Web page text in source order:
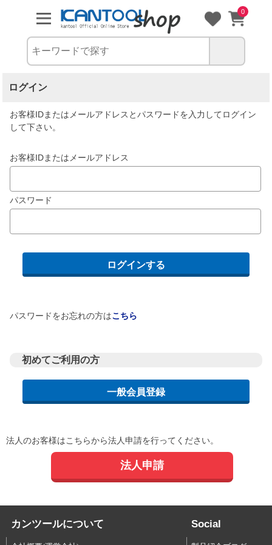
0
ログイン
お客様IDまたはメールアドレス とパスワードを入力してログイン
して下さい。
お客様IDまたはメールアドレス
パスワード
パスワードをお忘れの方はこちら
初めてご利用の方
法人のお客様はこちらから法人申請を行ってください。
法人申請
カンツールについて Social